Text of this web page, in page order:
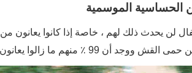
الموسمية
لن يحدث ذلك لهم ، خاصة إذا كانوا